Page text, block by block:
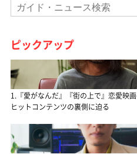
ピックアップ
1.『愛がなんだ』『街の上で』恋愛映
ヒットコンテンツの裏側に迫る